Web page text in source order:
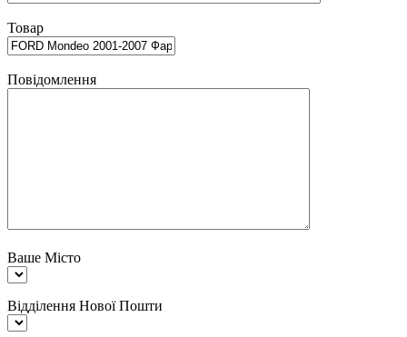
Товар
Повідомлення
Ваше Місто
Відділення Нової Пошти